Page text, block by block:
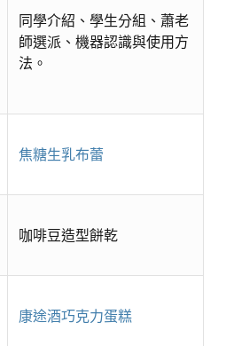
同學介紹、學生分組、蕭老
師選派、機器認識與使用方
法。
焦糖生乳布蕾
咖啡豆造型餅乾
康途酒巧克力蛋糕